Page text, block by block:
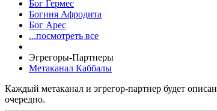
Бог Гермес
Богиня Афродита
Бог Арес
...посмотреть все
Эгрегоры-Партнеры
Метаканал Каббалы
Каждый метаканал и эгрегор-партнер будет
очередно.